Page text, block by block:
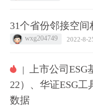
31个省份邻接空间
wxg204749 2022-8-
|
上市公司
22）、华证ESG工
数据